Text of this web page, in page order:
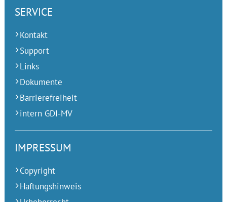
SERVICE
Kontakt
Support
Links
Dokumente
Barrierefreiheit
intern GDI-MV
IMPRESSUM
Copyright
Haftungshinweis